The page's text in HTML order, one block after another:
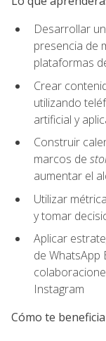
Desarrollar
presencia de
plataformas
Crear
utilizando
artificial y
Construir
marcos de
aumentar el
Utilizar
y tomar
Aplicar
de WhatsApp
Instagram
Cómo te